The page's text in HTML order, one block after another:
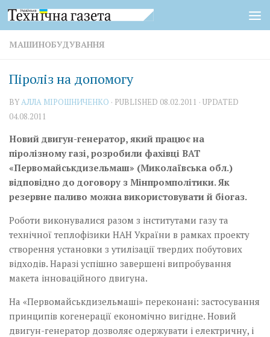
Skip to content
МАШИНОБУДУВАННЯ
Піроліз на допомогу
BYАЛЛА МІРОШНИЧЕНКО · PUBLISHED 08.02.2011 · UPDATED
04.08.2011
Новий двигун-генератор, який працює на
піролізному газі, розробили фахівці ВАТ
«Первомайськдизельмаш» (Миколаївська обл.)
відповідно до договору з Мін­промполітики. Як
резервне паливо можна використовувати й біогаз.
Роботи виконувалися разом з інститутами газу та
технічної теплофізики НАН України в рамках проекту
створення установки з утилізації твердих побутових
відходів. Наразі успішно завершені випробування
макета інноваційного двигуна.
На «Первомайськдизельмаші» переконані: застосування
принципів когенерації економічно вигідне. Новий
двигун-генератор дозволяє одержувати і електричну, і